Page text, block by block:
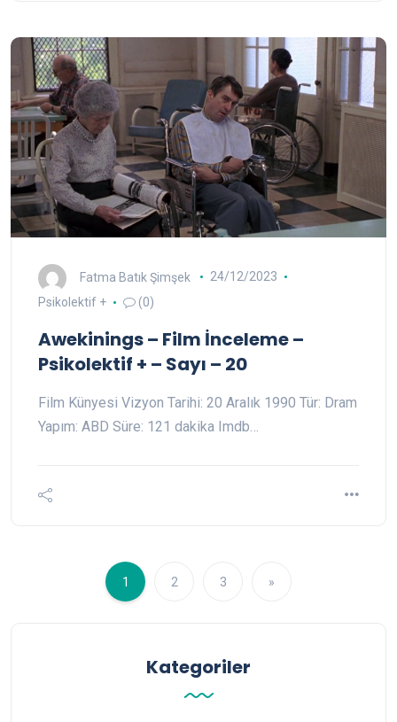
Fatma Batık Şimşek
24/12/2023
Psikolektif +
(0)
Awekinings – Film İnceleme –
Psikolektif + – Sayı – 20
Film Künyesi Vizyon Tarihi: 20 Aralık 1990 Tür: Dram
Yapım: ABD Süre: 121 dakika Imdb…
1 2 3 »
Kategoriler